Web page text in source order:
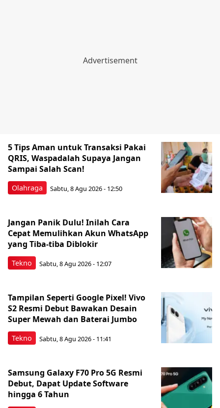
Olahraga
5 Tips Aman untuk Transaksi Pakai
QRIS, Waspadalah Supaya Jangan
Sampai Salah Scan!
Sabtu, 8 Agu 2026 - 12:50
Tekno
Jangan Panik Dulu! Inilah Cara
Cepat Memulihkan Akun WhatsApp
yang Tiba-tiba Diblokir
Sabtu, 8 Agu 2026 - 12:07
Tekno
Tampilan Seperti Google Pixel! Vivo
S2 Resmi Debut Bawakan Desain
Super Mewah dan Baterai Jumbo
Sabtu, 8 Agu 2026 - 11:41
Samsung Galaxy F70 Pro 5G Resmi
Debut, Dapat Update Software
hingga 6 Tahun